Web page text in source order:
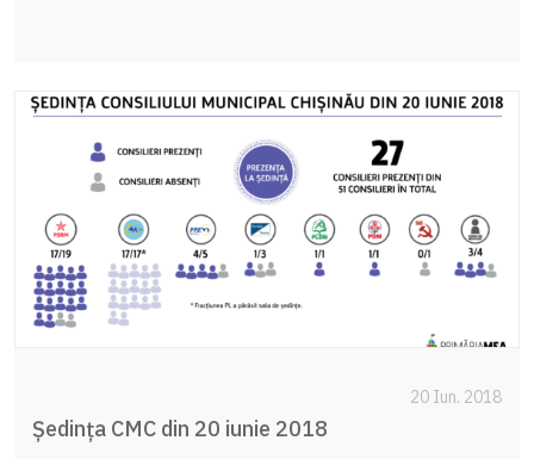
20 Iun. 2018
Ședința CMC din 20 iunie 2018